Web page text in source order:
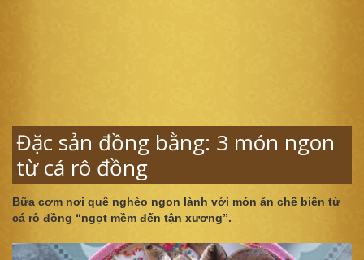
Đặc sản đồng bằng: 3 món ngon
từ cá rô đồng
Bữa cơm nơi quê nghèo ngon lành với món ăn chế biến từ
cá rô đồng “ngọt mềm đến tận xương”.